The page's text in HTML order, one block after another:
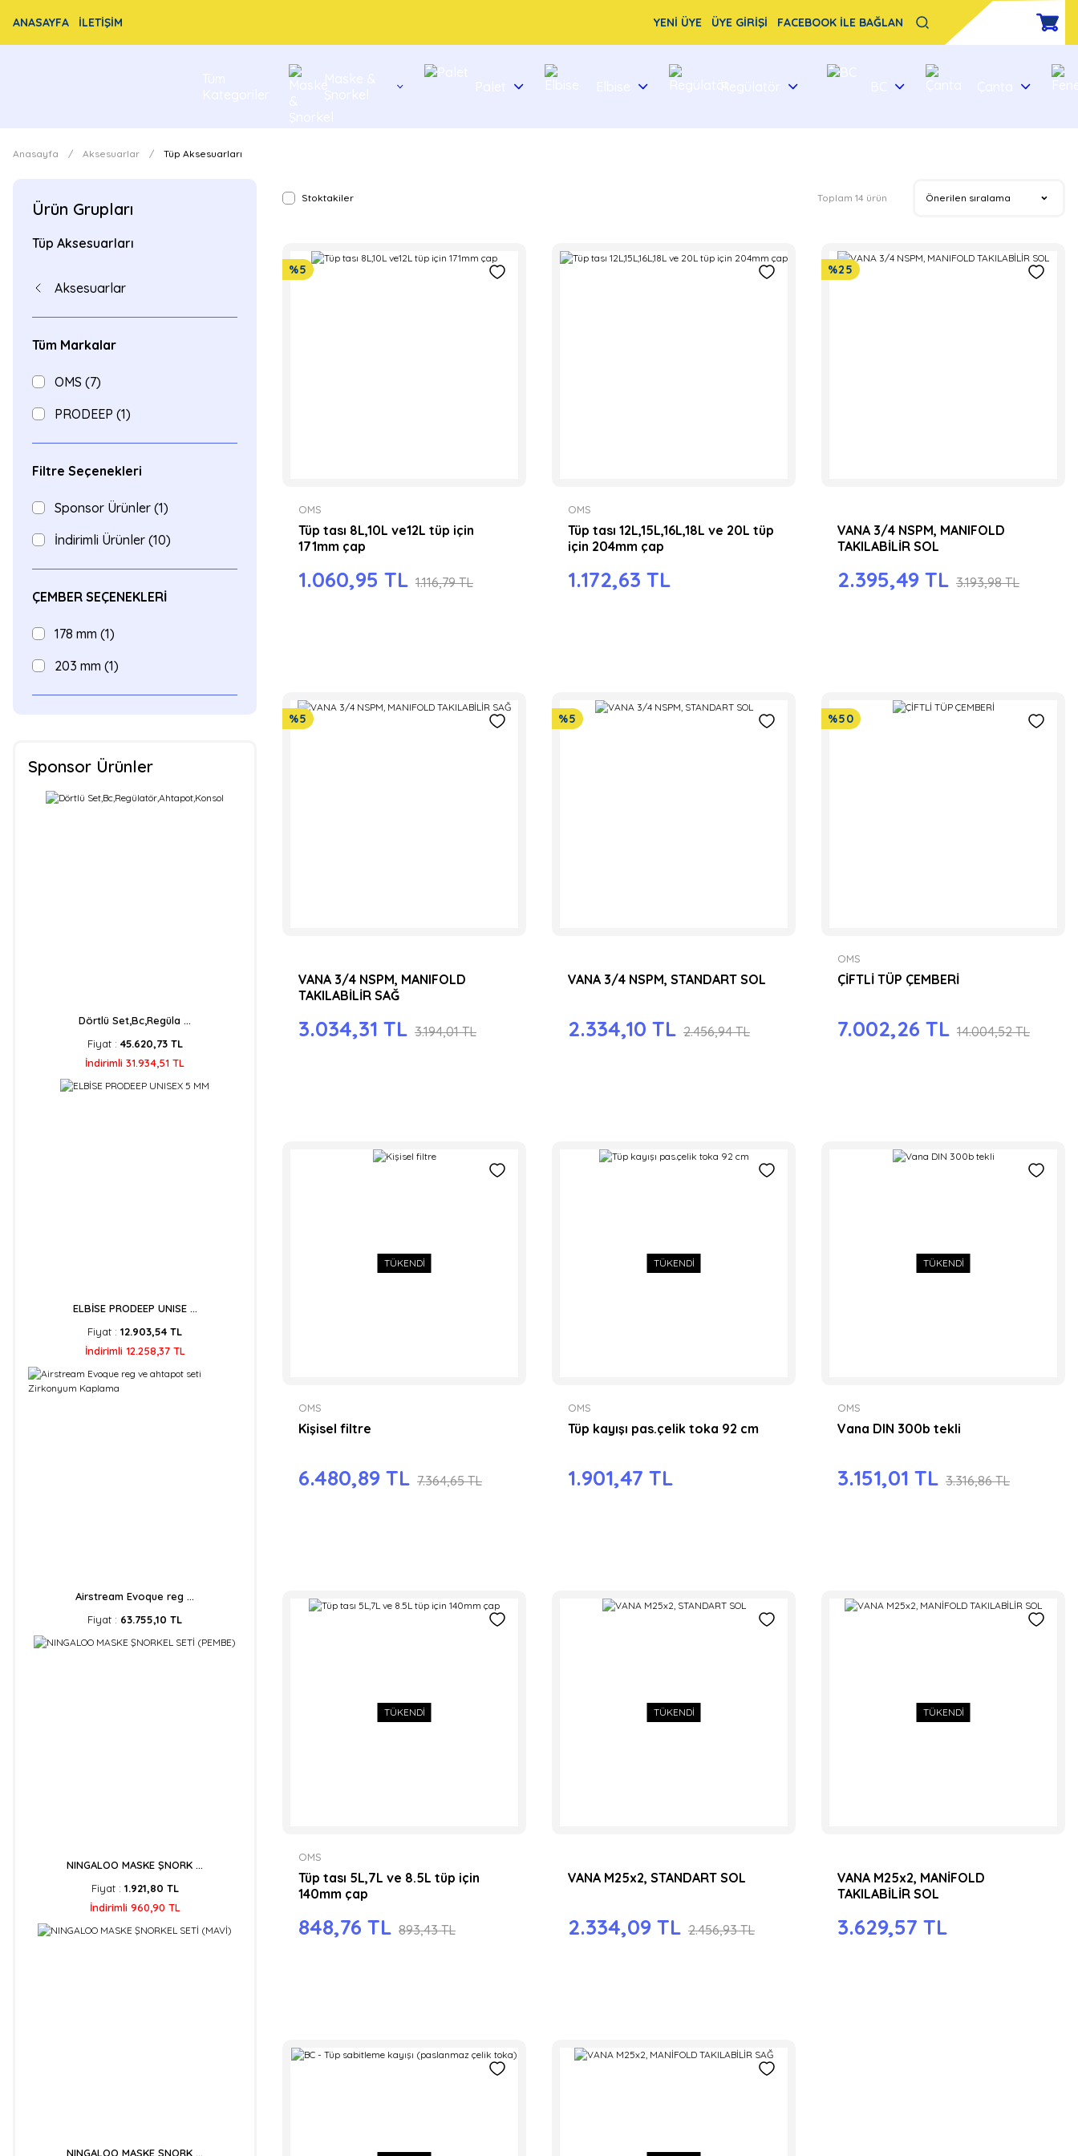
ANASAYFA İLETİŞİM YENİ ÜYE ÜYE GİRİŞİ FACEBOOK İLE BAĞLAN
Anasayfa Aksesuarlar Tüp Aksesuarları
Ürün Grupları
Tüp Aksesuarları
Aksesuarlar
Tüm Markalar
OMS (7)
PRODEEP (1)
Filtre Seçenekleri
Sponsor Ürünler (1)
İndirimli Ürünler (10)
ÇEMBER SEÇENEKLERİ
178 mm (1)
203 mm (1)
Sponsor Ürünler
Dörtlü Set,Bc,Regüla ...
Fiyat : 45.620,73 TL
İndirimli 31.934,51 TL
ELBİSE PRODEEP UNISE ...
Fiyat : 12.903,54 TL
İndirimli 12.258,37 TL
Airstream Evoque reg ...
Fiyat : 63.755,10 TL
NINGALOO MASKE ŞNORK ...
Fiyat : 1.921,80 TL
İndirimli 960,90 TL
NINGALOO MASKE ŞNORK ...
Stoktakiler Toplam 14 ürün
%5
OMS
Tüp tası 8L,10L ve12L tüp için
171mm çap
1.060,95 TL 1.116,79 TL
OMS
Tüp tası 12L,15L,16L,18L ve 20L tüp
için 204mm çap
1.172,63 TL
%25
VANA 3/4 NSPM, MANIFOLD
TAKILABİLİR SOL
2.395,49 TL 3.193,98 TL
%5
VANA 3/4 NSPM, MANIFOLD
TAKILABİLİR SAĞ
3.034,31 TL 3.194,01 TL
%5
VANA 3/4 NSPM, STANDART SOL
2.334,10 TL 2.456,94 TL
%50
OMS
ÇİFTLİ TÜP ÇEMBERİ
7.002,26 TL 14.004,52 TL
TÜKENDİ
OMS
Kişisel filtre
6.480,89 TL 7.364,65 TL
TÜKENDİ
OMS
Tüp kayışı pas.çelik toka 92 cm
1.901,47 TL
TÜKENDİ
OMS
Vana DIN 300b tekli
3.151,01 TL 3.316,86 TL
TÜKENDİ
OMS
Tüp tası 5L,7L ve 8.5L tüp için
140mm çap
848,76 TL 893,43 TL
TÜKENDİ
VANA M25x2, STANDART SOL
2.334,09 TL 2.456,93 TL
TÜKENDİ
VANA M25x2, MANİFOLD
TAKILABİLİR SOL
3.629,57 TL